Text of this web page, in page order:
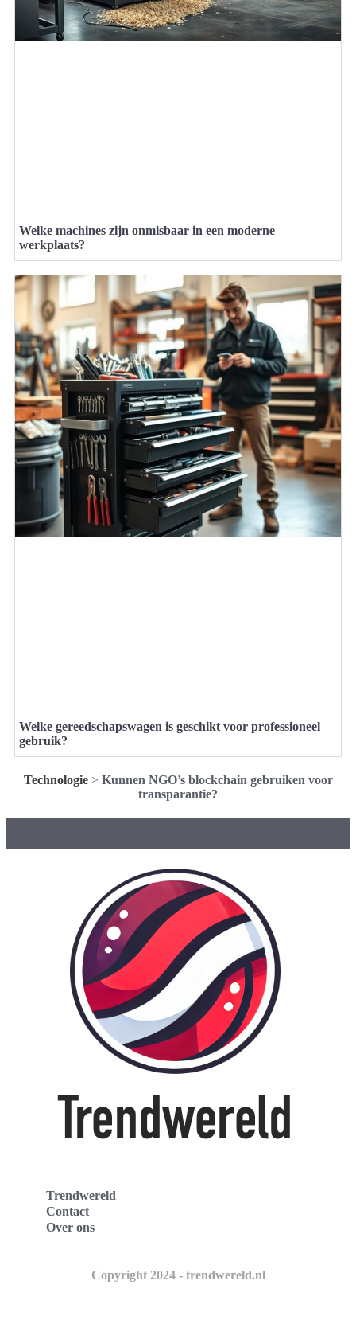
Welke machines zijn onmisbaar in een moderne
werkplaats?
Welke gereedschapswagen is geschikt voor professioneel
gebruik?
Technologie> Kunnen NGO’s blockchain gebruiken voor
transparantie?
Trendwereld
Contact
Over ons
Copyright 2024 - trendwereld.nl